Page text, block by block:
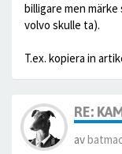
billigare men märke
volvo skulle ta).
T.ex. kopiera in
RE:
av